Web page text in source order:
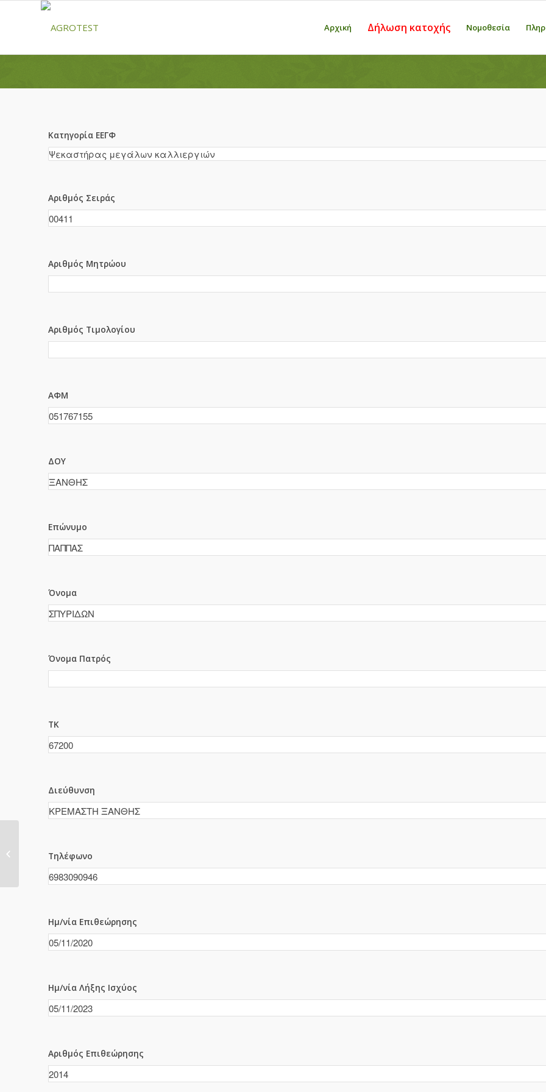
Αρχική Δήλωση κατοχής Νομοθεσία
Κατηγορία ΕΕΓΦ
Αριθμός Σειράς
Αριθμός Μητρώου
Αριθμός Τιμολογίου
ΑΦΜ
ΔΟΥ
Επώνυμο
Όνομα
Όνομα Πατρός
ΤΚ
Διεύθυνση
Τηλέφωνο
Ημ/νία Επιθεώρησης
Ημ/νία Λήξης Ισχύος
Αριθμός Επιθεώρησης